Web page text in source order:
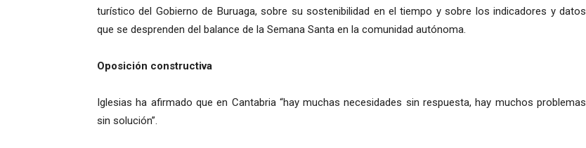
turístico del Gobierno de Buruaga, sobre su sostenibilidad en el tiempo y sobre los indicadores y datos
que se desprenden del balance de la Semana Santa en la comunidad autónoma.
Oposición constructiva
Iglesias ha afirmado que en Cantabria “hay muchas necesidades sin respuesta, hay muchos problemas
sin solución”.